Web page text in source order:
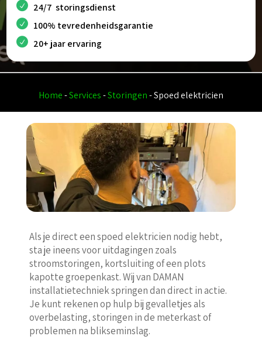
24/7 storingsdienst
100% tevredenheidsgarantie
20+ jaar ervaring
Home-Services-Storingen-Spoed elektricien
Als je direct een spoed elektricien nodig hebt,
sta je ineens voor uitdagingen zoals
stroomstoringen, kortsluiting of een plots
kapotte groepenkast. Wij van DAMAN
installatietechniek springen dan direct in actie.
Je kunt rekenen op hulp bij gevalletjes als
overbelasting, storingen in de meterkast of
problemen na blikseminslag.